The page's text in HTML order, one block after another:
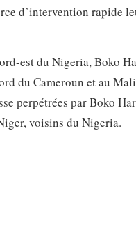
d’intervention rapide
est du Nigeria, Boko
du Cameroun et au
perpétrées par Boko
voisins du Nigeria.